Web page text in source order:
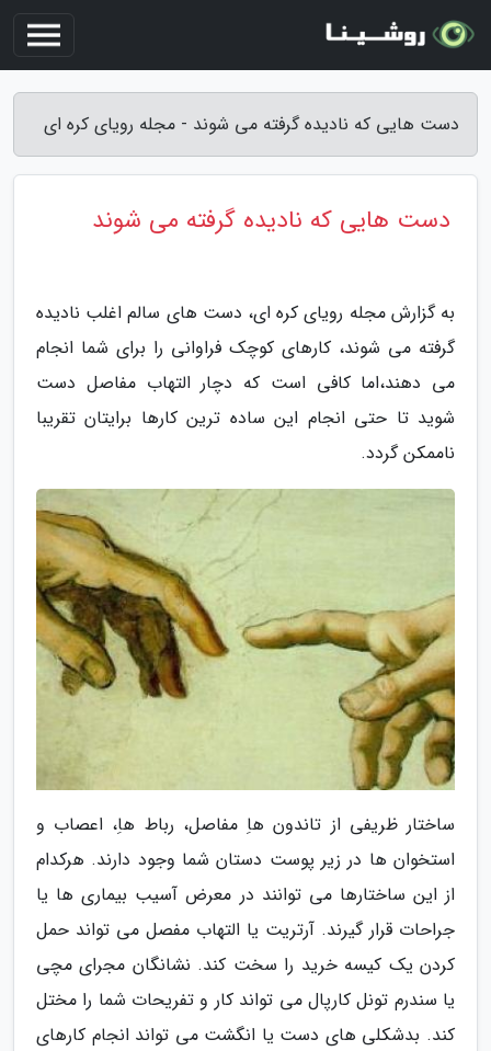
دست هایی که نادیده گرفته می شوند - مجله رویای کره ای
دست هایی که نادیده گرفته می شوند
به گزارش مجله رویای کره ای، دست های سالم اغلب نادیده
گرفته می شوند، کارهای کوچک فراوانی را برای شما انجام
می دهند،اما کافی است که دچار التهاب مفاصل دست
شوید تا حتی انجام این ساده ترین کارها برایتان تقریبا
ناممکن گردد.
ساختار ظریفی از تاندون هاِ مفاصل، رباط هاِ، اعصاب و
استخوان ها در زیر پوست دستان شما وجود دارند. هرکدام
از این ساختارها می توانند در معرض آسیب بیماری ها یا
جراحات قرار گیرند. آرتریت یا التهاب مفصل می تواند حمل
کردن یک کیسه خرید را سخت کند. نشانگان مجرای مچی
یا سندرم تونل کارپال می تواند کار و تفریحات شما را مختل
کند. بدشکلی های دست یا انگشت می تواند انجام کارهای